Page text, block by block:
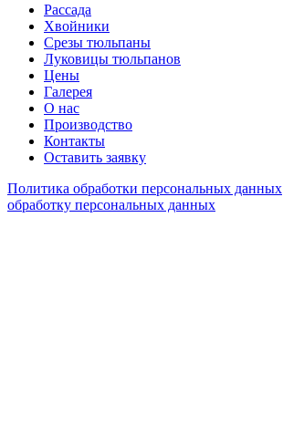
Рассада
Хвойники
Срезы тюльпаны
Луковицы тюльпанов
Цены
Галерея
О нас
Производство
Контакты
Оставить заявку
Политика обработки персональных данных
обработку персональных данных